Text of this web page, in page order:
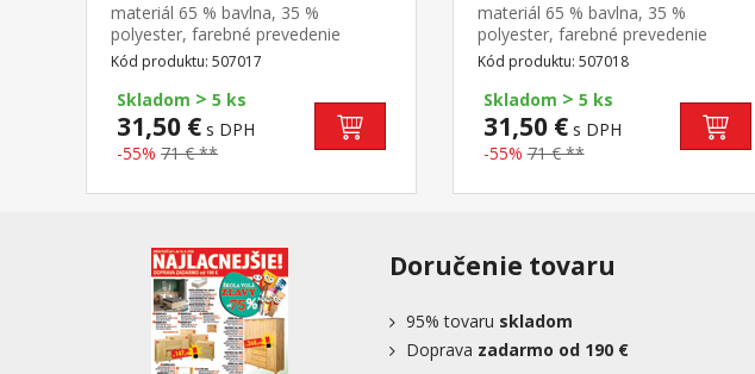
materiál 65 % bavlna, 35 %
polyester, farebné prevedenie
béžová rozmer vankúšov (š/h) 35 ×
35 cm rozperka z tvrdého
masívneho dreva o priemere 3,2 cm
a dĺžke 90 cm odporúčaná nosnosť
do 120 kg
Kód produktu: 507017
Skladom > 5 ks
31,50 € s DPH
-55% 71 € **
materiál 65 % bavlna, 35 %
polyester, farebné prevedenie
antracitová rozmer vankúšov (š/h)
35 × 35 cm rozperka z tvrdého
masívneho dreva o priemere 3,2 cm
a dĺžke 90 cm odporúčaná nosnosť
do 120 kg
Kód produktu: 507018
Skladom > 5 ks
31,50 €s DPH
-55% 71 € **
Doručenie tovaru
95% tovaru skladom
Doprava zadarmo od 190 €